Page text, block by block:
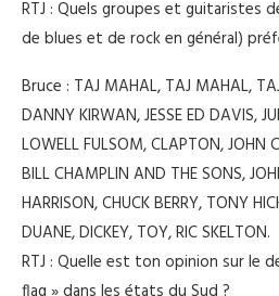
RTJ : Quels groupes et guitaristes
de blues et de rock en général)
Bruce : TAJ MAHAL, TAJ MAHAL,
DANNY KIRWAN, JESSE ED DAVIS,
LOWELL FULSOM, CLAPTON, JOHN
BILL CHAMPLIN AND THE SONS,
HARRISON, CHUCK BERRY, TONY
DUANE, DICKEY, TOY, RIC SKELTON.
RTJ : Quelle est ton opinion sur le